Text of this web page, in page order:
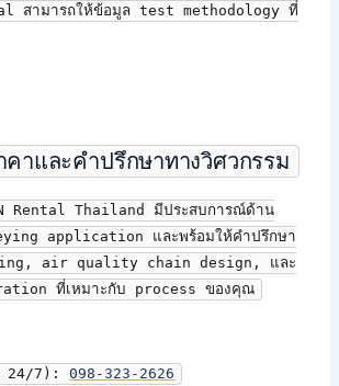
สามารถให้ข้อมูล test methodology ที่
คาและคำปรึกษาทางวิศวกรรม
Rental Thailand มีประสบการณ์ด้าน
application และพร้อมให้คำปรึกษา
air quality chain design, และ
ที่เหมาะกับ process ของคุณ
24/7):098-323-2626